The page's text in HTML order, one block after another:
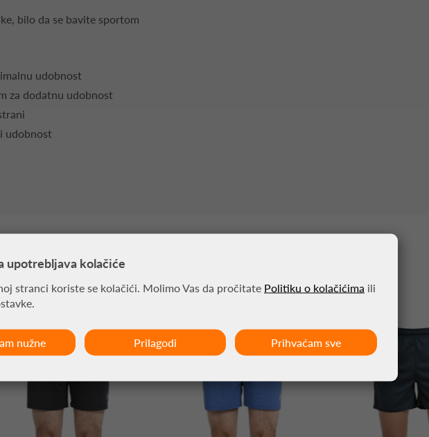
bilo da se bavite sportom
udobnost
za dodatnu udobnost
udobnost
MOŽDA VAS ZANIMA
-30% -30%
upotrebljava kolačiće
stranci koriste se kolačići. Molimo Vas da pročitate Politiku o kolačićima ili
nužne Prilagodi Prihvaćam sve